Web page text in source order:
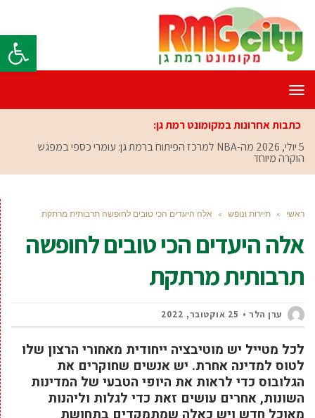
פתח
תפריט
כתבות אחרונות במקומונט רמת גן:
5 יולי, 2026
מה-NBA למרכז הפיתוח ברמת גן: עומרי כספי במפגש
הוקרה מיוחד
ראשי » תיירות ונופש » אלה היעדים הכי טובים לחופשה תרבותית מרתקת
אלה היעדים הכי טובים לחופשה
תרבותית מרתקת
ערן הלר 25 אוקטובר, 2022
לכל מטייל יש מוטיבציה ייחודית מאחורי הרצון שלו
לטוס למדינה אחרת. יש אנשים שחוקרים את
הגלובוס כדי לראות את היופי הטבעי של המדינות
השונות, אחרים עושים זאת כדי לגלות וליהנות